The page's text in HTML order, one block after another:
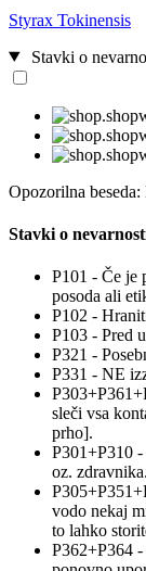
Styrax Tokinensis
Stavki o
Opozorilna
Stavki o
P101 - Če je
posoda ali
P102 -
P103 - Pred
P321 -
P331 - NE
sleči vsa
prho].
P301+P310
oz. zdravnika.
vodo nekaj
to lahko
P362+P364